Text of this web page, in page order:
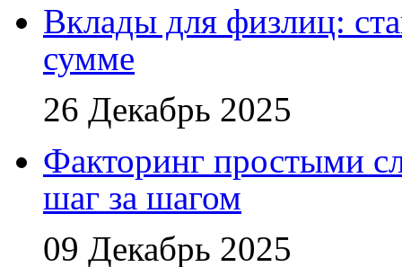
Вклады для физлиц:
сумме
26 Декабрь 2025
Факторинг простыми
шаг за шагом
09 Декабрь 2025